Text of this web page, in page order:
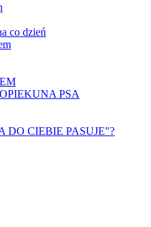
co dzień
PSA
DO CIEBIE PASUJE"?